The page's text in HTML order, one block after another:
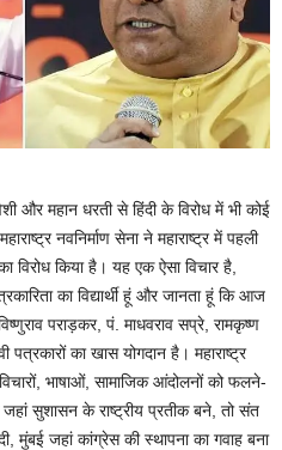
और महान धरती से हिंदी के विरोध में भी कोई
नवनिर्माण सेना ने महाराष्ट्र में पहली
विरोध किया है। यह एक ऐसा विचार है,
का विद्यार्थी हूं और जानता हूं कि आज
पराड़कर, पं. माधवराव सप्रे, रामकृष्ण
का खास योगदान है। महाराष्ट्र
भाषाओं, सामाजिक आंदोलनों को फलने-
सुशासन के राष्ट्रीय प्रतीक बने, तो संत
मुंबई जहां कांग्रेस की स्थापना का गवाह बना